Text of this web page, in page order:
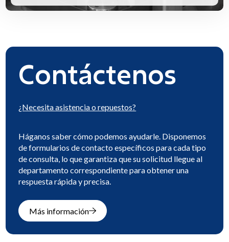
Contáctenos
¿Necesitaasistencia o repuestos?
Háganos saber cómo podemos ayudarle. Disponemos
de formularios de contacto específicos para cada tipo
de consulta, lo que garantiza que su solicitud llegue al
departamento correspondiente para obtener una
respuesta rápida y precisa.
Más información